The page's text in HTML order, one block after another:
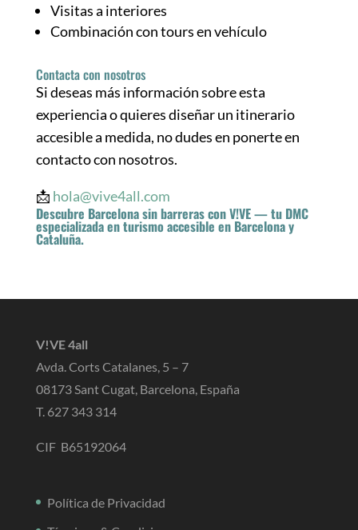
Visitas a interiores
Combinación con tours en vehículo
Contacta con nosotros
Si deseas más información sobre esta
experiencia o quieres diseñar un itinerario
accesible a medida, no dudes en ponerte en
contacto con nosotros.
📩 hola@vive4all.com
Descubre Barcelona sin barreras con V!VE — tu DMC
especializada en turismo accesible en Barcelona y
Cataluña.
V!VE 4all
Avda. Corts Catalanes, 5 – 7
08173 Sant Cugat, Barcelona, España
T. 627 343 314
CIF B65192064
Política de Privacidad